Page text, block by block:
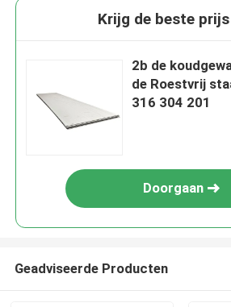
Krijg de beste
2b de
de Roestvrij
316 304 201
Doorgaan
Geadviseerde Producten